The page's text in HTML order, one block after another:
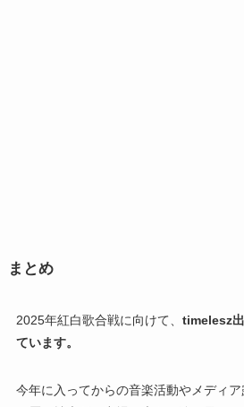
まとめ
2025年紅白歌合戦に向けて、 timelesz
ています。
今年に入ってからの音楽活動やメディ